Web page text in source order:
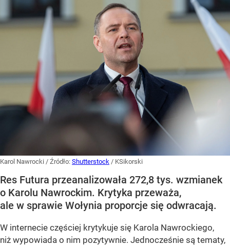
Karol Nawrocki / Źródło: Shutterstock / KSikorski
Res Futura przeanalizowała 272,8 tys. wzmianek
o Karolu Nawrockim. Krytyka przeważa,
ale w sprawie Wołynia proporcje się odwracają.
W internecie częściej krytykuje się Karola Nawrockiego,
niż wypowiada o nim pozytywnie. Jednocześnie są tematy,